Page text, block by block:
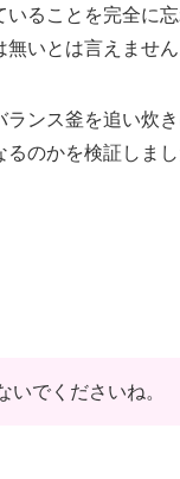
いることを完全に
いとは言えません
ランス釜を追い炊
のかを検証しまし
いでくださいね。